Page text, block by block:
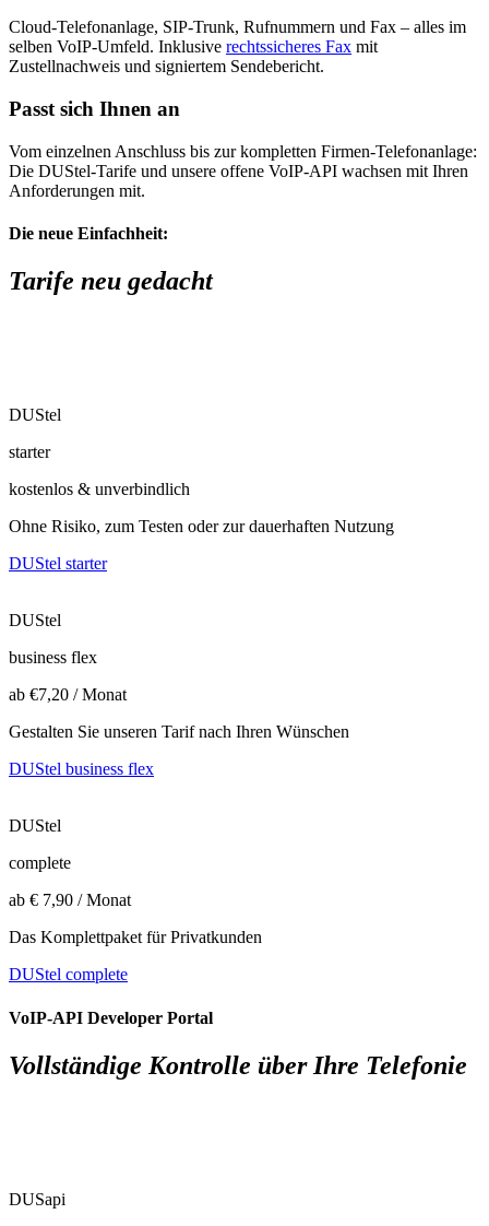
Cloud-Telefonanlage, SIP-Trunk, Rufnummern und Fax – alles im
selben VoIP-Umfeld. Inklusive rechtssicheres Fax mit
Zustellnachweis und signiertem Sendebericht.
Passt sich Ihnen an
Vom einzelnen Anschluss bis zur kompletten Firmen-Telefonanlage:
Die DUStel-Tarife und unsere offene VoIP-API wachsen mit Ihren
Anforderungen mit.
Die neue Einfachheit:
Tarife neu gedacht
DUStel
starter
kostenlos & unverbindlich
Ohne Risiko, zum Testen oder zur dauerhaften Nutzung
DUStel starter
DUStel
business flex
ab €7,20 / Monat
Gestalten Sie unseren Tarif nach Ihren Wünschen
DUStel business flex
DUStel
complete
ab € 7,90 / Monat
Das Komplettpaket für Privatkunden
DUStel complete
VoIP-API Developer Portal
Vollständige Kontrolle über Ihre Telefonie
DUSapi